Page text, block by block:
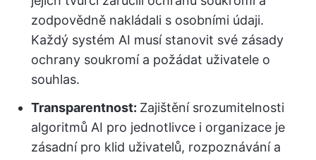
zodpovědně nakládali s osobními údaji.
Každý systém AI musí stanovit své zásady
ochrany soukromí a požádat uživatele o
souhlas.
Transparentnost: Zajištění srozumitelnosti
algoritmů AI pro jednotlivce i organizace je
zásadní pro klid uživatelů, rozpoznávání a